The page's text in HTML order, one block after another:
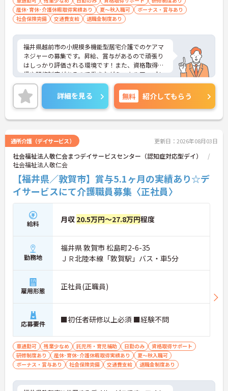
産休･育休･介護休暇取得実績あり
夏～秋入職可
ボーナス・賞与あり
社会保険完備
交通費支給 退職金制度あり
福井県越前市の小規模多機能型居宅介護でのケアマ
ネジャーの募集です。昇給、賞与があるので頑張り
はしっかり評価される環境です！また、資格取得支
援や研修制度があるので働きながらスキルアップも
目指せます♪ご興味のある方はご面接のポイントお
伝えしますのでご気軽にお問い合わせください。
詳細を見る 無料 紹介してもらう
通所介護（デイサービス） 更新日：2026年08月03日
社会福祉法人敬仁会まつデイサービスセンター（認知症対応型デイ）
社会福祉法人敬仁会
【福井県／敦賀市】賞与5.1ヶ月の実績あり☆デ
イサービスにて介護職員募集〈正社員〉
給料 月収 20.5万円～27.8万円程度
勤務地
福井県 敦賀市 松島町2-6-35
ＪＲ北陸本線「敦賀駅」バス・車5分
雇用形態 正社員(正職員)
応募要件 ■初任者研修以上必須 ■経験不問
車通勤可 残業少なめ 託児所・育児補助 日勤のみ
資格取得サポート
研修制度あり
産休･育休･介護休暇取得実績あり
夏～秋入職可
ボーナス・賞与あり
社会保険完備 交通費支給 退職金制度あり